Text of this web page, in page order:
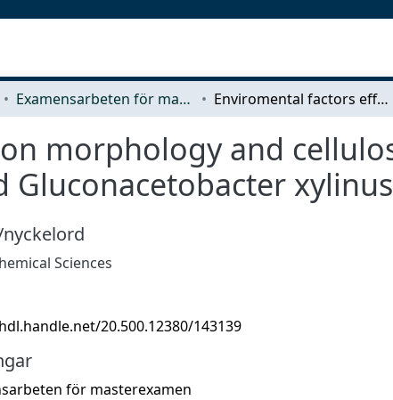
Examensarbeten för masterexamen Enviromental factors effect on morphology and cellulose production by wild type and transfected Gluconacetobacter xylinus
morphology and
Gluconacetobacter xylinus
Sciences
20.500.12380/143139
för masterexamen